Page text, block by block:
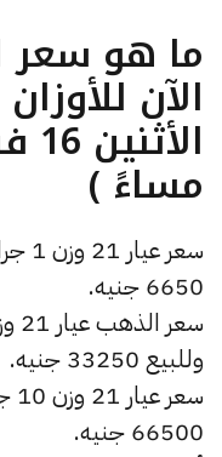
الآن
مساءً )
6650 جنيه.
وللبيع 33250 جنيه.
66500 جنيه.